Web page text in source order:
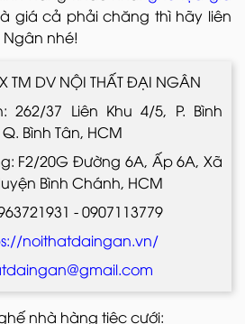
giá cả phải chăng thì hãy liên
nhé!
TM DV NỘI THẤT ĐẠI NGÂN
262/37 Liên Khu 4/5, P. Bình
Bình Tân, HCM
F2/20G Đường 6A, Ấp 6A, Xã
Bình Chánh, HCM
- 0907113779
noithatdaingan.vn/
nhà hàng tiệc cưới: